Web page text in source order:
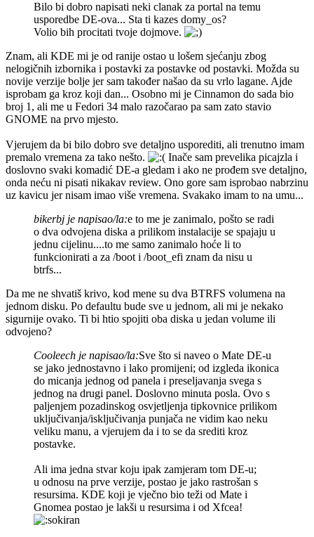
Bilo bi dobro napisati neki clanak za portal na temu
usporedbe DE-ova... Sta ti kazes domy_os?
Volio bih procitati tvoje dojmove.
Znam, ali KDE mi je od ranije ostao u lošem sjećanju zbog
nelogičnih izbornika i postavki za postavke od postavki. Možda su
novije verzije bolje jer sam također našao da su vrlo lagane. Ajde
isprobam ga kroz koji dan... Osobno mi je Cinnamon do sada bio
broj 1, ali me u Fedori 34 malo razočarao pa sam zato stavio
GNOME na prvo mjesto.
Vjerujem da bi bilo dobro sve detaljno usporediti, ali trenutno imam
premalo vremena za tako nešto.
Inače sam prevelika picajzla i
doslovno svaki komadić DE-a gledam i ako ne prođem sve detaljno,
onda neću ni pisati nikakav review. Ono gore sam isprobao nabrzinu
uz kavicu jer nisam imao više vremena. Svakako imam to na umu...
bikerbj je napisao/la:e to me je zanimalo, pošto se radi
o dva odvojena diska a prilikom instalacije se spajaju u
jednu cijelinu....to me samo zanimalo hoće li to
funkcionirati a za /boot i /boot_efi znam da nisu u
btrfs...
Da me ne shvatiš krivo, kod mene su dva BTRFS volumena na
jednom disku. Po defaultu bude sve u jednom, ali mi je nekako
sigurnije ovako. Ti bi htio spojiti oba diska u jedan volume ili
odvojeno?
Cooleech je napisao/la:Sve što si naveo o Mate DE-u
se jako jednostavno i lako promijeni; od izgleda ikonica
do micanja jednog od panela i preseljavanja svega s
jednog na drugi panel. Doslovno minuta posla. Ovo s
paljenjem pozadinskog osvjetljenja tipkovnice prilikom
uključivanja/isključivanja punjača ne vidim kao neku
veliku manu, a vjerujem da i to se da srediti kroz
postavke.
Ali ima jedna stvar koju ipak zamjeram tom DE-u;
u odnosu na prve verzije, postao je jako rastrošan s
resursima. KDE koji je vječno bio teži od Mate i
Gnomea postao je lakši u resursima i od Xfcea!